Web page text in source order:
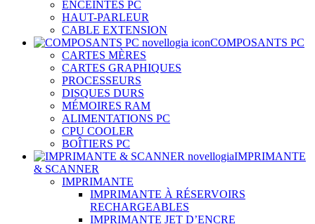
ENCEINTES PC
HAUT-PARLEUR
CABLE EXTENSION
COMPOSANTS PC
CARTES MÈRES
CARTES GRAPHIQUES
PROCESSEURS
DISQUES DURS
MÉMOIRES RAM
ALIMENTATIONS PC
CPU COOLER
BOÎTIERS PC
IMPRIMANTE
& SCANNER
IMPRIMANTE
IMPRIMANTE À RÉSERVOIRS
RECHARGEABLES
IMPRIMANTE JET D’ENCRE